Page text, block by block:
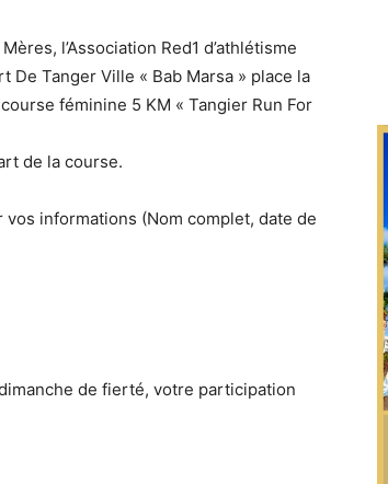
l’Association Red1 d’athlétisme
De Tanger Ville « Bab Marsa » place la
féminine 5 KM « Tangier Run For
de la course.
informations (Nom complet, date de
de fierté, votre participation